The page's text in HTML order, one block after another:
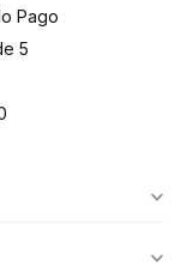
Pago
5